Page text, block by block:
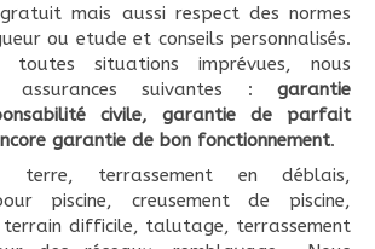
mais aussi respect des normes
ou etude et conseils personnalisés.
situations imprévues, nous
assurances suivantes : garantie
civile, garantie de parfait
garantie de bon fonctionnement.
terre, terrassement en déblais,
piscine, creusement de piscine,
terrain difficile, talutage, terrassement